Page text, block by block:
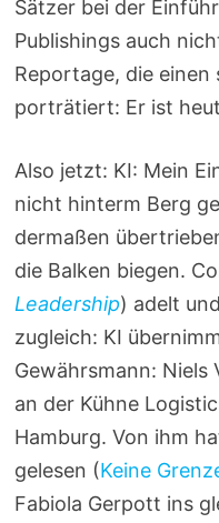
Sätzer bei der
Publishings auch
Reportage, die einen
porträtiert: Er ist
Also jetzt: KI: Mein
nicht hinterm Berg
dermaßen
die Balken biegen.
Leadership) adelt
zugleich: KI
Gewährsmann: Niels
an der Kühne
Hamburg. Von ihm
gelesen (Keine
Fabiola Gerpott ins